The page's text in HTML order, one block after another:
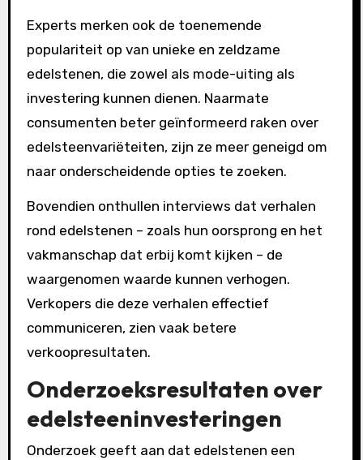
Experts merken ook de toenemende
populariteit op van unieke en zeldzame
edelstenen, die zowel als mode-uiting als
investering kunnen dienen. Naarmate
consumenten beter geïnformeerd raken over
edelsteenvariëteiten, zijn ze meer geneigd om
naar onderscheidende opties te zoeken.
Bovendien onthullen interviews dat verhalen
rond edelstenen – zoals hun oorsprong en het
vakmanschap dat erbij komt kijken – de
waargenomen waarde kunnen verhogen.
Verkopers die deze verhalen effectief
communiceren, zien vaak betere
verkoopresultaten.
Onderzoeksresultaten over
edelsteeninvesteringen
Onderzoek geeft aan dat edelstenen een